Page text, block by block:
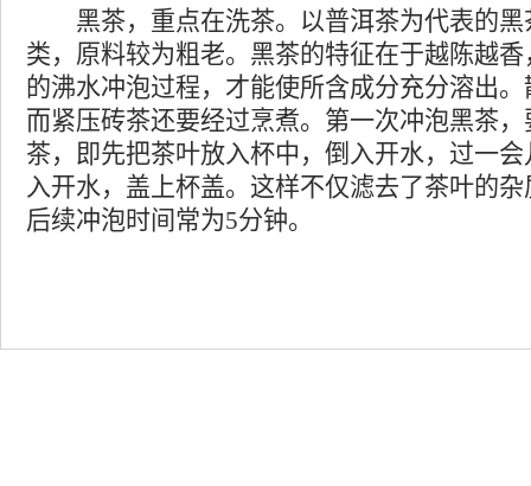
黑茶，重点在洗茶。以普洱茶为代表的黑
类，原料较为粗老。黑茶的特征在于越陈越
的沸水冲泡过程，才能使所含成分充分溶出
而紧压砖茶还要经过烹煮。第一次冲泡黑茶
茶，即先把茶叶放入杯中，倒入开水，过一
入开水，盖上杯盖。这样不仅滤去了茶叶的
后续冲泡时间常为5分钟。